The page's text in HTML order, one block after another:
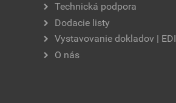
Technická podpora
Dodacie listy
Vystavovanie dokladov | EDI
O nás